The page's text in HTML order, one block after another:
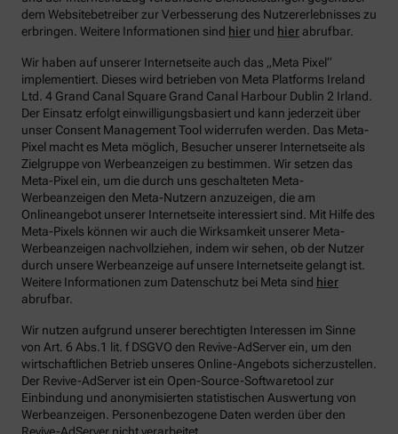
dem Websitebetreiber zur Verbesserung des Nutzererlebnisses zu
erbringen. Weitere Informationen sind hier und hier abrufbar.
Wir haben auf unserer Internetseite auch das „Meta Pixel“
implementiert. Dieses wird betrieben von Meta Platforms Ireland
Ltd. 4 Grand Canal Square Grand Canal Harbour Dublin 2 Irland.
Der Einsatz erfolgt einwilligungsbasiert und kann jederzeit über
unser Consent Management Tool widerrufen werden. Das Meta-
Pixel macht es Meta möglich, Besucher unserer Internetseite als
Zielgruppe von Werbeanzeigen zu bestimmen. Wir setzen das
Meta-Pixel ein, um die durch uns geschalteten Meta-
Werbeanzeigen den Meta-Nutzern anzuzeigen, die am
Onlineangebot unserer Internetseite interessiert sind. Mit Hilfe des
Meta-Pixels können wir auch die Wirksamkeit unserer Meta-
Werbeanzeigen nachvollziehen, indem wir sehen, ob der Nutzer
durch unsere Werbeanzeige auf unsere Internetseite gelangt ist.
Weitere Informationen zum Datenschutz bei Meta sind hier
abrufbar.
Wir nutzen aufgrund unserer berechtigten Interessen im Sinne
von Art. 6 Abs.1 lit. f DSGVO den Revive-AdServer ein, um den
wirtschaftlichen Betrieb unseres Online-Angebots sicherzustellen.
Der Revive-AdServer ist ein Open-Source-Softwaretool zur
Einbindung und anonymisierten statistischen Auswertung von
Werbeanzeigen. Personenbezogene Daten werden über den